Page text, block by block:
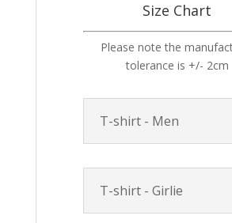
Size Chart
Please note the
tolerance is +/- 2cm
T-shirt - Men
T-shirt - Girlie